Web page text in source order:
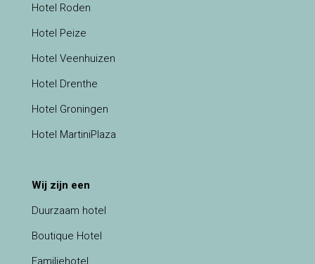
Hotel Roden
Hotel Peize
Hotel Veenhuizen
Hotel Drenthe
Hotel Groningen
Hotel MartiniPlaza
Wij zijn een
Duurzaam hotel
Boutique Hotel
Familiehotel